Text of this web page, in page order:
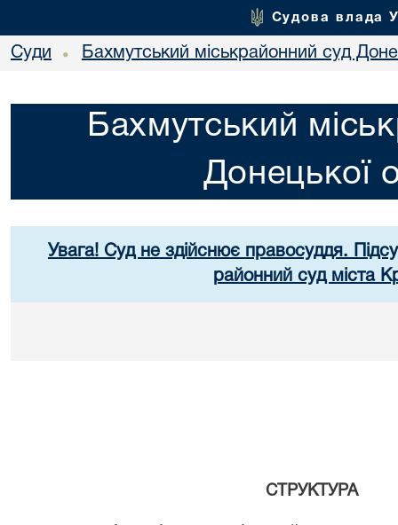
Судова влада
Суди • Бахмутський міськрайонний суд
Бахмутський
Донецької
Увага! Суд не здійснює правосуддя.
районний суд міста
СТРУКТУРА